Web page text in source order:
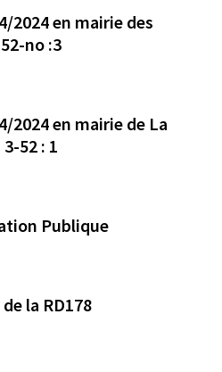
2024 en mairie des
no :3
2024 en mairie de La
52 : 1
Publique
la RD178